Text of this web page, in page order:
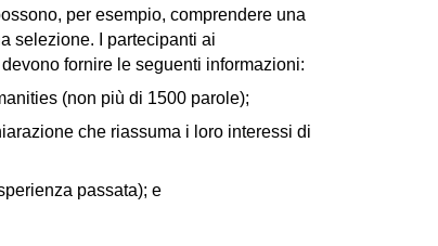
per esempio, comprendere una
selezione. I partecipanti ai
fornire le seguenti informazioni:
(non più di 1500 parole);
che riassuma i loro interessi di
passata); e